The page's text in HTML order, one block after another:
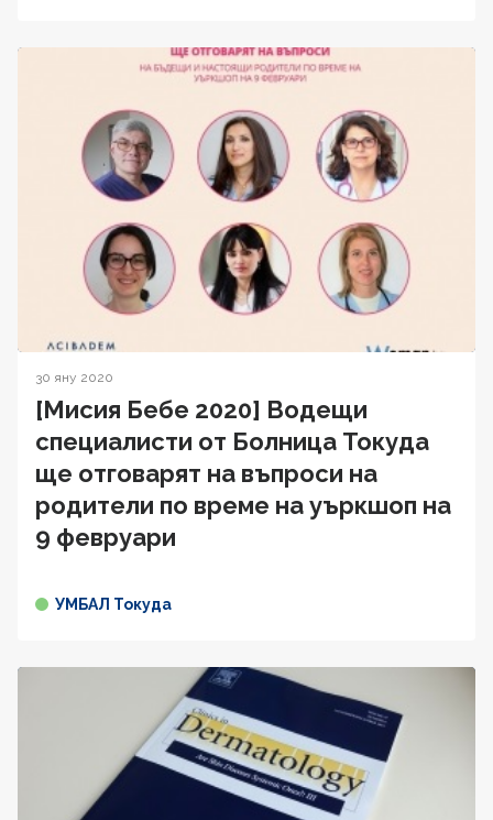
30 яну 2020
[Мисия Бебе 2020] Водещи
специалисти от Болница Токуда
ще отговарят на въпроси на
родители по време на уъркшоп на
9 февруари
УМБАЛ Токуда